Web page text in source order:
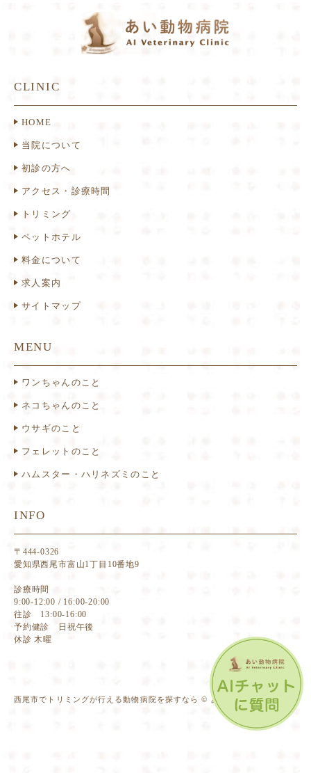
CLINIC
HOME
当院について
初診の方へ
アクセス・診療時間
トリミング
ペットホテル
料金について
求人案内
サイトマップ
MENU
ワンちゃんのこと
ネコちゃんのこと
ウサギのこと
フェレットのこと
ハムスター・ハリネズミのこと
INFO
〒444-0326
愛知県西尾市富山1丁目10番地9
診療時間
9:00-12:00 / 16:00-20:00
往診 13:00-16:00
予約健診 日祝午後
休診 木曜
西尾市でトリミングが行える動物病院を探すなら © あい動物病院